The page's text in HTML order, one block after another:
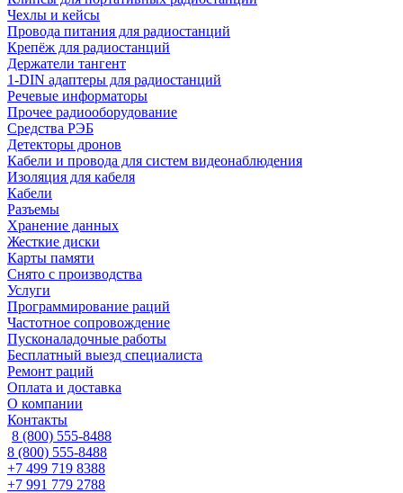
Чехлы и кейсы
Провода питания для радиостанций
Крепёж для радиостанций
Держатели тангент
1-DIN адаптеры для радиостанций
Речевые информаторы
Прочее радиооборудование
Средства РЭБ
Детекторы дронов
Кабели и провода для систем видеонаблюдения
Изоляция для кабеля
Кабели
Разъемы
Хранение данных
Жесткие диски
Карты памяти
Снято с производства
Услуги
Программирование раций
Частотное сопровождение
Пусконаладочные работы
Бесплатный выезд специалиста
Ремонт раций
Оплата и доставка
О компании
Контакты
8 (800) 555-8488
8 (800) 555-8488
+7 499 719 8388
+7 991 779 2788